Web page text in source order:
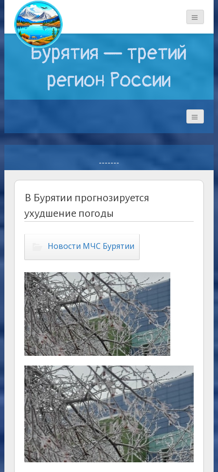
Бурятия — третий
регион России
-------
В Бурятии прогнозируется
ухудшение погоды
Новости МЧС Бурятии